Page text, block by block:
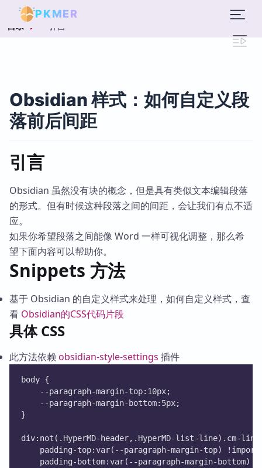
PKMER
目录 引言
Obsidian 样式：如何自定义段
落前后间距
引言
Obsidian 虽然没有块的概念，但是具有类似文本编辑段落
的形式。但有时候这种段落之间的间距，会让我们有点不适
应。
如果你希望段落之间能像 Word 一样可视化调整，那么希
望下面内容可以帮助你。
Snippets 方法
基于 Obsidian 的自定义样式来处理，如何自定义样式，查
看 Obsidian的CSS代码片段
具体 CSS
此方法依赖 obsidian-style-settings 插件
body {
    --paragraph-margin-top:10px;
    --paragraph-margin-bottom:5px;
}
div:not(.HyperMD-header,.HyperMD-list-line).cm-
padding-top:var(--paragraph-margin-top)
padding-bottom:var(--paragraph-margin-bottom)